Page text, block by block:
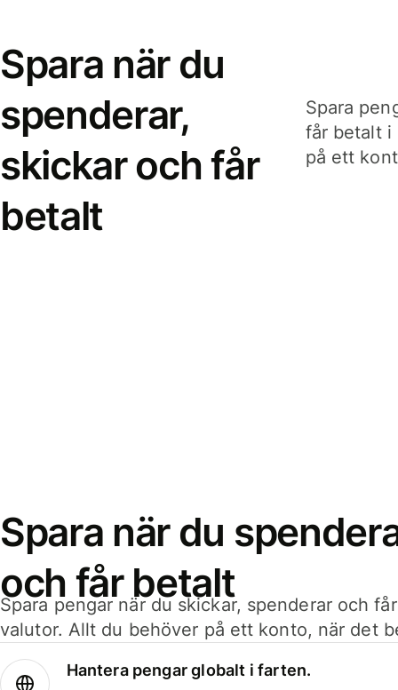
Spara när du
spenderar,
skickar och får
betalt
Spara
får betalt i
på ett
Spara när du
och får betalt
Spara pengar när du skickar, spenderar och
valutor. Allt du behöver på ett konto, när det
Hantera pengar globalt i farten.